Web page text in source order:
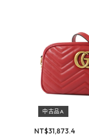
中古品A
NT$31,873.4